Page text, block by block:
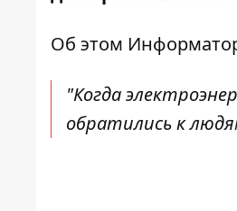
Об этом
"Когда
обратились к